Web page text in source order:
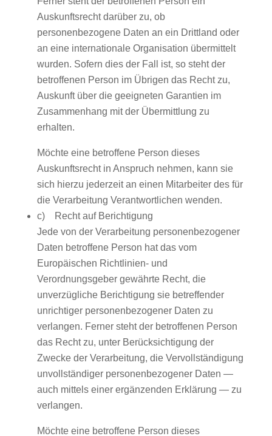
Auskunftsrecht darüber zu, ob
personenbezogene Daten an ein Drittland oder
an eine internationale Organisation übermittelt
wurden. Sofern dies der Fall ist, so steht der
betroffenen Person im Übrigen das Recht zu,
Auskunft über die geeigneten Garantien im
Zusammenhang mit der Übermittlung zu
erhalten.
Möchte eine betroffene Person dieses
Auskunftsrecht in Anspruch nehmen, kann sie
sich hierzu jederzeit an einen Mitarbeiter des für
die Verarbeitung Verantwortlichen wenden.
c) Recht auf Berichtigung
Jede von der Verarbeitung personenbezogener
Daten betroffene Person hat das vom
Europäischen Richtlinien- und
Verordnungsgeber gewährte Recht, die
unverzügliche Berichtigung sie betreffender
unrichtiger personenbezogener Daten zu
verlangen. Ferner steht der betroffenen Person
das Recht zu, unter Berücksichtigung der
Zwecke der Verarbeitung, die Vervollständigung
unvollständiger personenbezogener Daten —
auch mittels einer ergänzenden Erklärung — zu
verlangen.
Möchte eine betroffene Person dieses